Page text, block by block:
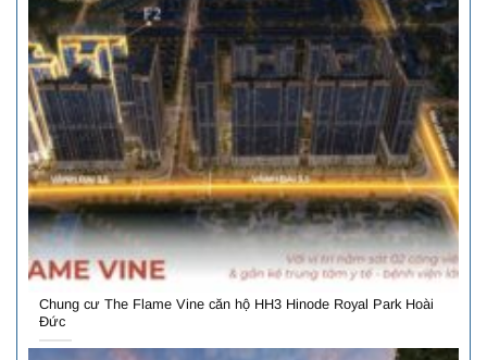
Chung cư The Flame Vine căn hộ HH3 Hinode Royal Park Hoài
Đức